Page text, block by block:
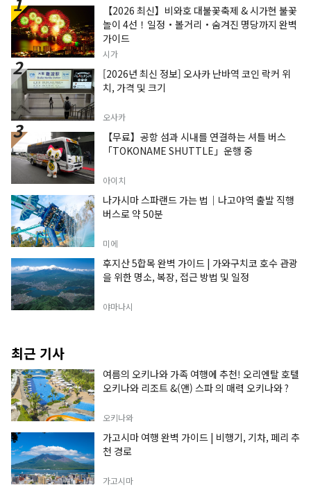
【2026 최신】비와호 대불꽃축제 & 시가현 불꽃
놀이 4선！일정・볼거리・숨겨진 명당까지 완벽
가이드
시가
[2026년 최신 정보] 오사카 난바역 코인 락커 위
치, 가격 및 크기
오사카
【무료】공항 섬과 시내를 연결하는 셔틀 버스
「TOKONAME SHUTTLE」운행 중
아이치
나가시마 스파랜드 가는 법｜나고야역 출발 직행
버스로 약 50분
미에
후지산 5합목 완벽 가이드 | 가와구치코 호수 관광
을 위한 명소, 복장, 접근 방법 및 일정
야마나시
최근 기사
여름의 오키나와 가족 여행에 추천! 오리엔탈 호텔
오키나와 리조트 &(앤) 스파 의 매력 오키나와 ?
오키나와
가고시마 여행 완벽 가이드 | 비행기, 기차, 페리 추
천 경로
가고시마